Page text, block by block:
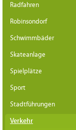
Radfahren
Robinsondorf
Schwimmbäder
Skateanlage
Spielplätze
Sport
Stadtführungen
Verkehr